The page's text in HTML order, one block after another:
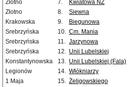
Złotno
7. Kwiatowa NŻ
Złotno
8. Siewna
Krakowska
9. Biegunowa
Srebrzyńska
10. Cm. Mania
Srebrzyńska
11. Jarzynowa
Srebrzyńska
12. Unii Lubelskiej
Konstantynowska
13. Unii Lubelskiej (Fala)
Legionów
14. Włókniarzy
1 Maja
15. Żeligowskiego